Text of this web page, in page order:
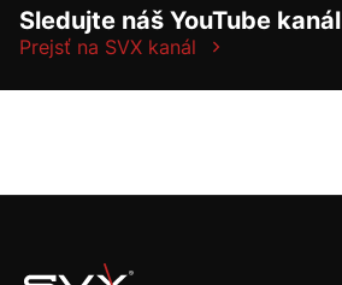
Sledujte náš YouTube kanál
Prejsť na SVX kanál